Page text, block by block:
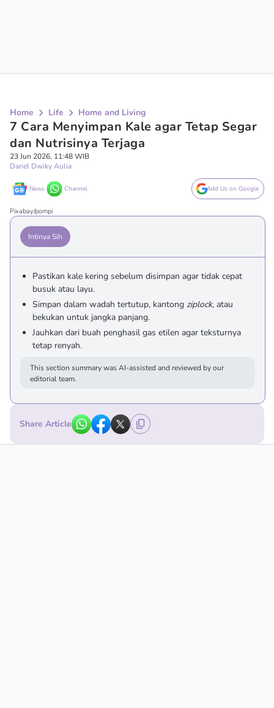
Home Life Home and Living
7 Cara Menyimpan Kale agar Tetap Segar
dan Nutrisinya Terjaga
23 Jun 2026, 11:48 WIB
Dariel Dwiky Aulia
News Channel Add Us on Google
Pixabay/pompi
Intinya Sih
Pastikan kale kering sebelum disimpan agar tidak cepat
busuk atau layu.
Simpan dalam wadah tertutup, kantong ziplock, atau
bekukan untuk jangka panjang.
Jauhkan dari buah penghasil gas etilen agar teksturnya
tetap renyah.
This section summary was AI-assisted and reviewed by our
editorial team.
Share Article